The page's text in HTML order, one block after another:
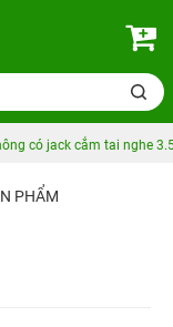
có jack cắm tai nghe
PHẨM